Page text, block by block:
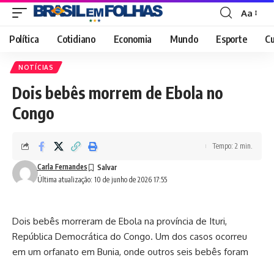
Font
Resizer
Aa
Política Cotidiano Economia Mundo Esporte
NOTÍCIAS
Dois bebês morrem de Ebola no
Congo
Última atualização: 10 de junho de 2026 17:55
Carla Fernandes
Tempo: 2 min.
Dois bebês morreram de Ebola na província de Ituri,
República Democrática do Congo. Um dos casos ocorreu
em um orfanato em Bunia, onde outros seis bebês foram